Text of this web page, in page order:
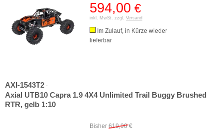
594,00 €
inkl. MwSt. zzgl. Versand
Im Zulauf, in Kürze wieder
lieferbar
AXI-1543T2 -
Axial UTB10 Capra 1.9 4X4 Unlimited Trail Buggy Brushed
RTR, gelb 1:10
Bisher 619,90€